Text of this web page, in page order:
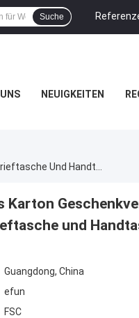
Suche
NEUIGKEITEN
Karton
und
Guangdong, China
efun
FSC